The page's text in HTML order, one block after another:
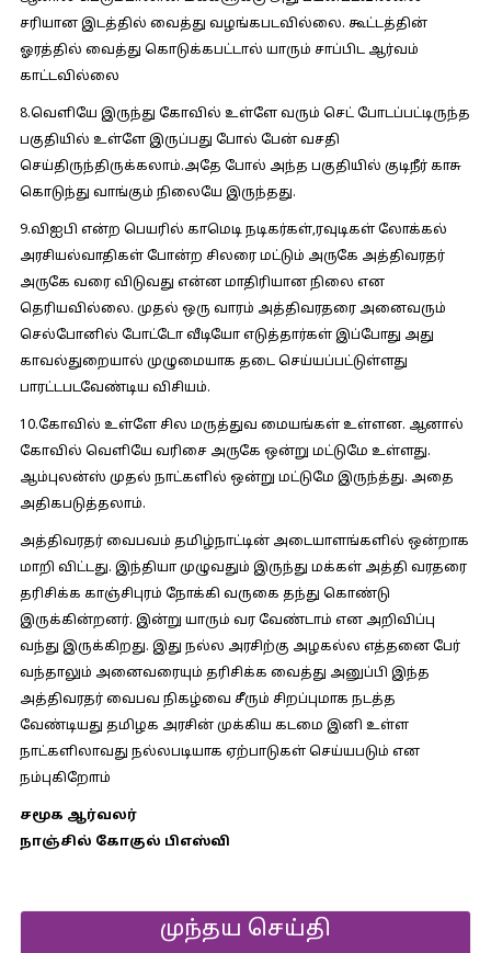
சரியான இடத்தில் வைத்து வழங்கபடவில்லை. கூட்டத்தின்
ஓரத்தில் வைத்து கொடுக்கபட்டால் யாரும் சாப்பிட ஆர்வம்
காட்டவில்லை
8.வெளியே இருந்து கோவில் உள்ளே வரும் செட் போடப்பட்டிருந்த
பகுதியில் உள்ளே இருப்பது போல் பேன் வசதி
செய்திருந்திருக்கலாம்.அதே போல் அந்த பகுதியில் குடிநீர் காசு
கொடுந்து வாங்கும் நிலையே இருந்தது.
9.விஐபி என்ற பெயரில் காமெடி நடிகர்கள்,ரவுடிகள் லோக்கல்
அரசியல்வாதிகள் போன்ற சிலரை மட்டும் அருகே அத்திவரதர்
அருகே வரை விடுவது என்ன மாதிரியான நிலை என
தெரியவில்லை. முதல் ஒரு வாரம் அத்திவரதரை அனைவரும்
செல்போனில் போட்டோ வீடியோ எடுத்தார்கள் இப்போது அது
காவல்துறையால் முழுமையாக தடை செய்யப்பட்டுள்ளது
பாரட்டபடவேண்டிய விசியம்.
10.கோவில் உள்ளே சில மருத்துவ மையங்கள் உள்ளன. ஆனால்
கோவில் வெளியே வரிசை அருகே ஒன்று மட்டுமே உள்ளது.
ஆம்புலன்ஸ் முதல் நாட்களில் ஒன்று மட்டுமே இருந்த்து. அதை
அதிகபடுத்தலாம்.
அத்திவரதர் வைபவம் தமிழ்நாட்டின் அடையாளங்களில் ஒன்றாக
மாறி விட்டது. இந்தியா முழுவதும் இருந்து மக்கள் அத்தி வரதரை
தரிசிக்க காஞ்சிபுரம் நோக்கி வருகை தந்து கொண்டு
இருக்கின்றனர். இன்று யாரும் வர வேண்டாம் என அறிவிப்பு
வந்து இருக்கிறது. இது நல்ல அரசிற்கு அழகல்ல எத்தனை பேர்
வந்தாலும் அனைவரையும் தரிசிக்க வைத்து அனுப்பி இந்த
அத்திவரதர் வைபவ நிகழ்வை சீரும் சிறப்புமாக நடத்த
வேண்டியது தமிழக அரசின் முக்கிய கடமை இனி உள்ள
நாட்களிலாவது நல்லபடியாக ஏற்பாடுகள் செய்யபடும் என
நம்புகிறே௱ம்
சமூக ஆர்வலர்
நாஞ்சில் கோகுல் பிஎஸ்வி
முந்தய செய்தி